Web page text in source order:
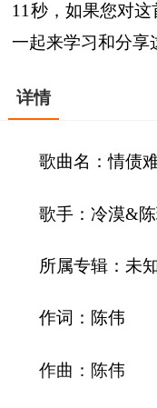
11秒，如果您对
一起来学习和分享
详情
歌曲名：情债
歌手：冷漠&
所属专辑：未
作词：陈伟
作曲：陈伟